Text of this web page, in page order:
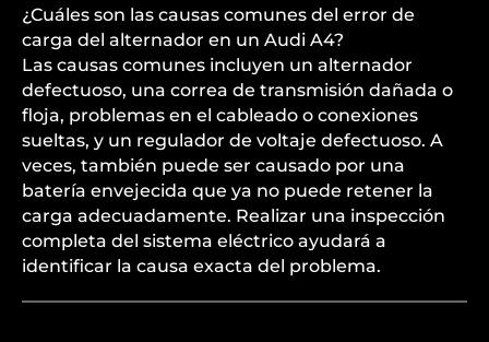
¿Cuáles son las causas comunes del error de
carga del alternador en un Audi A4?
Las causas comunes incluyen un alternador
defectuoso, una correa de transmisión dañada o
floja, problemas en el cableado o conexiones
sueltas, y un regulador de voltaje defectuoso. A
veces, también puede ser causado por una
batería envejecida que ya no puede retener la
carga adecuadamente. Realizar una inspección
completa del sistema eléctrico ayudará a
identificar la causa exacta del problema.